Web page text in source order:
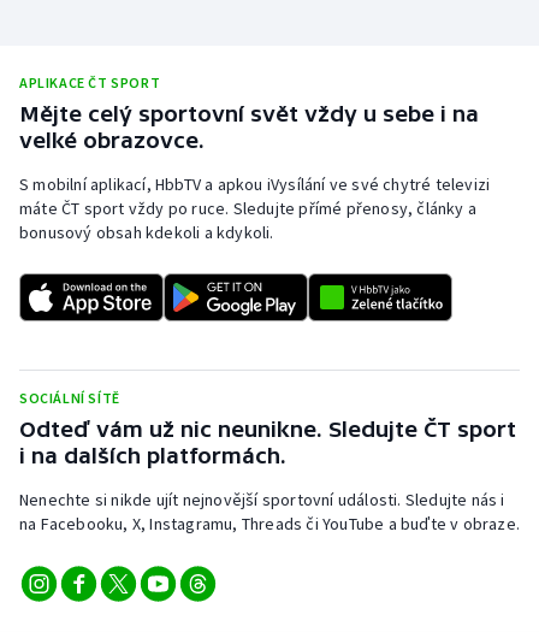
APLIKACE ČT SPORT
Mějte celý sportovní svět vždy u sebe i na
velké obrazovce.
S mobilní aplikací, HbbTV a apkou iVysílání ve své chytré televizi
máte ČT sport vždy po ruce. Sledujte přímé přenosy, články a
bonusový obsah kdekoli a kdykoli.
SOCIÁLNÍ SÍTĚ
Odteď vám už nic neunikne. Sledujte ČT sport
i na dalších platformách.
Nenechte si nikde ujít nejnovější sportovní události. Sledujte nás i
na Facebooku, X, Instagramu, Threads či YouTube a buďte v obraze.